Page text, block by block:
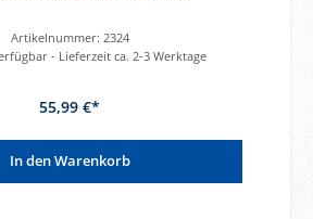
Artikelnummer: 2324
- Lieferzeit ca. 2-3 Werktage
55,99 €*
In den Warenkorb